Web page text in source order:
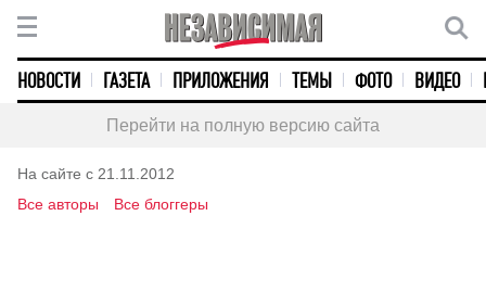
НОВОСТИ ГАЗЕТА ПРИЛОЖЕНИЯ ТЕМЫ ФОТО ВИДЕО
Перейти на полную версию сайта
На сайте с 21.11.2012
Все авторы
Все блоггеры